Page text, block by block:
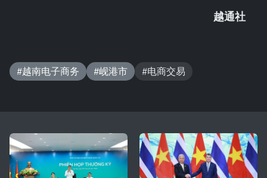
越通社
#越南电子商务 #岘港市 #电商交易